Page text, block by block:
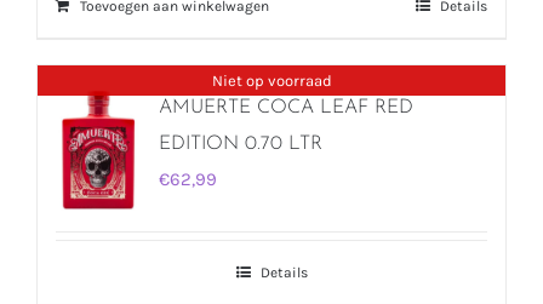
Toevoegen aan winkelwagen Details
Niet op voorraad
AMUERTE COCA LEAF RED
EDITION 0.70 LTR
€62,99
Details